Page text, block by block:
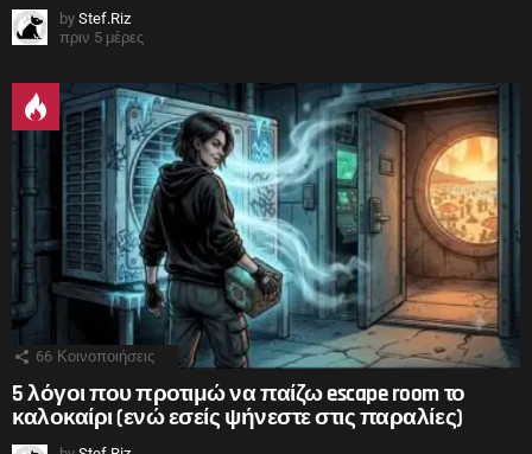
by Stef.Riz
πριν 5 μέρες
66 Κοινοποιήσεις
5 λόγοι που προτιμώ να παίζω escape room το
καλοκαίρι (ενώ εσείς ψήνεστε στις παραλίες)